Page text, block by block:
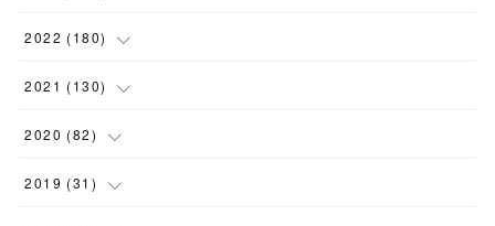
(24)
(23)
( 23
(12)
(18)
(16
( 15
2022 (180)
(17)
(15
(23
2021 (130)
(10
(4 )
2020 (82)
(21
2019 (31 )